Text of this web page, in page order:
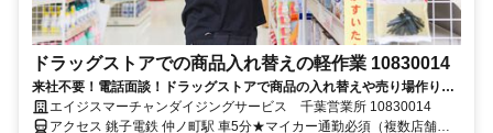
ドラッグストアでの商品入れ替えの軽作業 10830014
来社不要！電話面談！ドラッグストアで商品の入れ替えや売り場作りを
行う簡単軽作業
エイジスマーチャンダイジングサービス 千葉営業所 10830014
アクセス 銚子電鉄 仲ノ町駅 車5分★マイカー通勤必須（複数店舗を